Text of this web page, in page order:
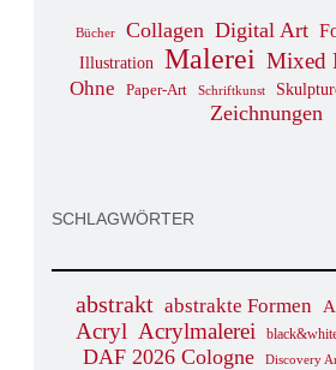
Bücher Collagen Digital Art
Illustration Malerei Mixed
Ohne Paper-Art Schriftkunst
Zeichnungen
SCHLAGWÖRTER
abstrakt abstrakte Formen
Acryl Acrylmalerei
DAF 2026 Cologne
Discovery